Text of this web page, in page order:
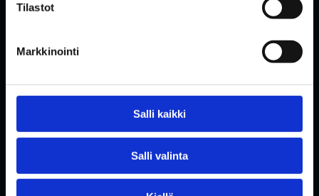
Tilastot
Markkinointi
Salli kaikki
Salli valinta
Safety